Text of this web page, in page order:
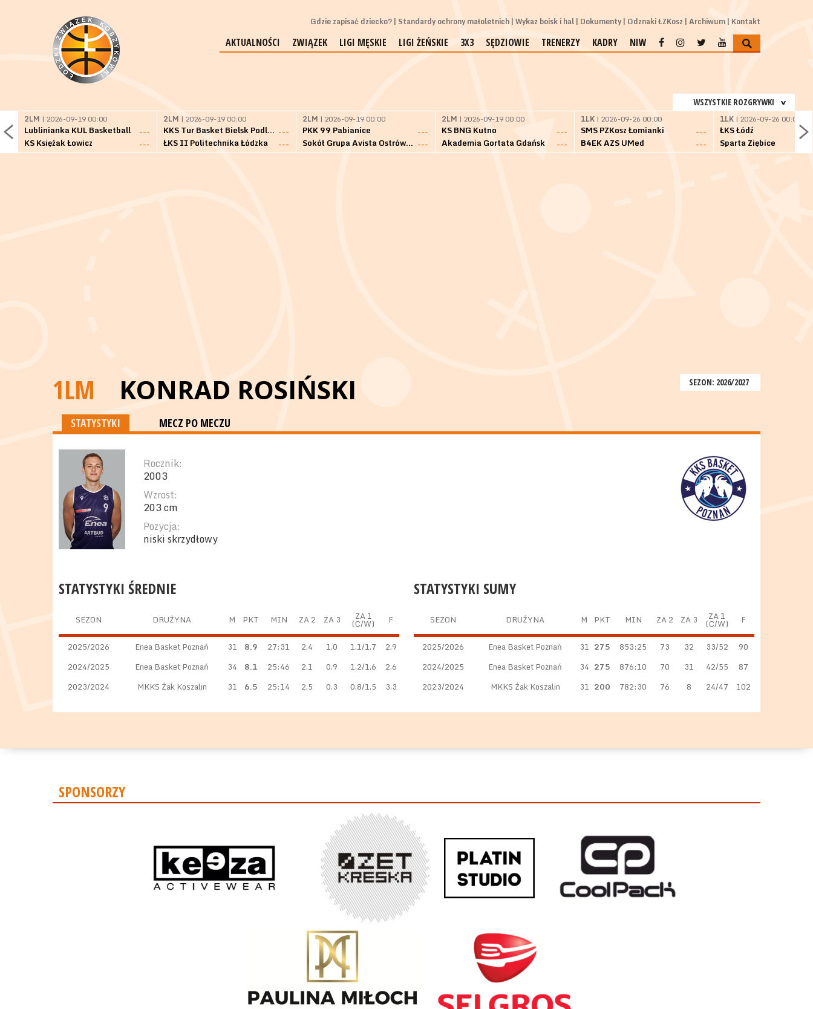
Gdzie zapisać dziecko? Standardy ochrony małoletnich Wykaz boisk i hal Dokumenty Odznaki ŁZKosz Archiwum Kontakt
AKTUALNOŚCI ZWIĄZEK LIGI MĘSKIE LIGI ŻEŃSKIE 3X3 SĘDZIOWIE TRENERZY KADRY NIW
WSZYSTKIE ROZGRYWKI
2LM | 2026-09-19 00:00
Lublinianka KUL Basketball
---
KS Księżak Łowicz
---
2LM | 2026-09-19 00:00
KKS Tur Basket Bielsk Podlaski ---
ŁKS II Politechnika Łódzka
---
2LM | 2026-09-19 00:00
PKK 99 Pabianice
---
Sokół Grupa Avista Ostrów Maz. ---
2LM | 2026-09-19 00:00
KS BNG Kutno
---
Akademia Gortata Gdańsk
---
1LK | 2026-09-26 00:00
SMS PZKosz Łomianki
---
B4EK AZS UMed
---
1LK | 2026-09-26 00:00
ŁKS Łódź
Sparta Ziębice
SEZON: 2026/2027
1LM KONRAD ROSIŃSKI
STATYSTYKI MECZ PO MECZU
Rocznik:
2003
Wzrost:
203 cm
Pozycja:
niski skrzydłowy
STATYSTYKI SUMY
SEZON DRUŻYNA M PKT MIN ZA 2 ZA 3 ZA 1
(C/W) F
2025/2026 Enea Basket Poznań 31 275 853:25 73 32 33/52
90
2024/2025
Enea Basket Poznań 34 275 876:10 70 31 42/55
87
2023/2024
MKKS Żak Koszalin 31 200 782:30 76 8 24/47 102
STATYSTYKI ŚREDNIE
SEZON DRUŻYNA M PKT MIN ZA 2 ZA 3 ZA 1
(C/W) F
2025/2026 Enea Basket Poznań 31 8.9 27:31 2.4 1.0 1.1/1.7
2.9
2024/2025
Enea Basket Poznań 34 8.1 25:46 2.1 0.9 1.2/1.6
2.6
2023/2024
MKKS Żak Koszalin 31 6.5 25:14 2.5 0.3 0.8/1.5 3.3
SPONSORZY